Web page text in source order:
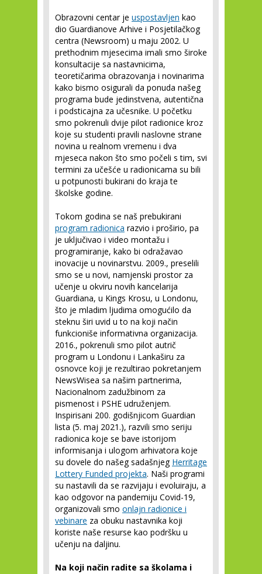
Obrazovni centar je uspostavljen kao
dio Guardianove Arhive i Posjetilačkog
centra (Newsroom) u maju 2002. U
prethodnim mjesecima imali smo široke
konsultacije sa nastavnicima,
teoretičarima obrazovanja i novinarima
kako bismo osigurali da ponuda našeg
programa bude jedinstvena, autentična
i podsticajna za učesnike. U početku
smo pokrenuli dvije pilot radionice kroz
koje su studenti pravili naslovne strane
novina u realnom vremenu i dva
mjeseca nakon što smo počeli s tim, svi
termini za učešće u radionicama su bili
u potpunosti bukirani do kraja te
školske godine.
Tokom godina se naš prebukirani
program radionica razvio i proširio, pa
je uključivao i video montažu i
programiranje, kako bi odražavao
inovacije u novinarstvu. 2009., preselili
smo se u novi, namjenski prostor za
učenje u okviru novih kancelarija
Guardiana, u Kings Krosu, u Londonu,
što je mladim ljudima omogućilo da
steknu širi uvid u to na koji način
funkcioniše informativna organizacija.
2016., pokrenuli smo pilot autrič
program u Londonu i Lankaširu za
osnovce koji je rezultirao pokretanjem
NewsWisea sa našim partnerima,
Nacionalnom zadužbinom za
pismenost i PSHE udruženjem.
Inspirisani 200. godišnjicom Guardian
lista (5. maj 2021.), razvili smo seriju
radionica koje se bave istorijom
informisanja i ulogom arhivatora koje
su dovele do našeg sadašnjeg Herritage
Lottery Funded projekta. Naši programi
su nastavili da se razvijaju i evoluiraju, a
kao odgovor na pandemiju Covid-19,
organizovali smo onlajn radionice i
vebinare za obuku nastavnika koji
koriste naše resurse kao podršku u
učenju na daljinu.
Na koji način radite sa školama i